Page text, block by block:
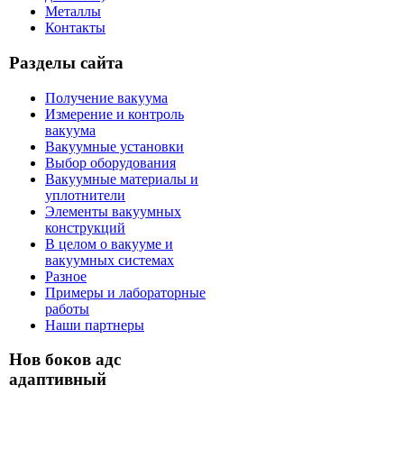
Металлы
Контакты
Разделы сайта
Получение вакуума
Измерение и контроль
вакуума
Вакуумные установки
Выбор оборудования
Вакуумные материалы и
уплотнители
Элементы вакуумных
конструкций
В целом о вакууме и
вакуумных системах
Разное
Примеры и лабораторные
работы
Наши партнеры
Нов боков адс
адаптивный